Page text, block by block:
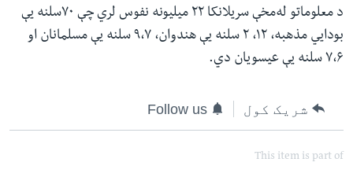
د معلوماتو له‌مخې سريلانکا ۲۲ میلیونه نفوس لري چې ۷۰سلنه یې
بودايي مذهبه، ۱۲، ۲ سلنه یې هندوان، ۹،۷ سلنه یې مسلمانان او
۷،۶ سلنه یې عیسویان دي.
شریک کول Follow us
This item is part of